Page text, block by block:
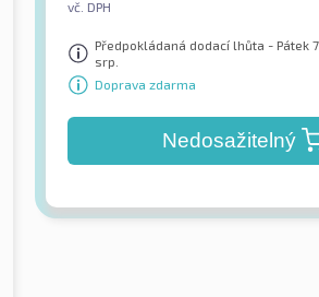
vč. DPH
Předpokládaná dodací lhůta - Pátek
srp.
Doprava zdarma
Nedosažitelný